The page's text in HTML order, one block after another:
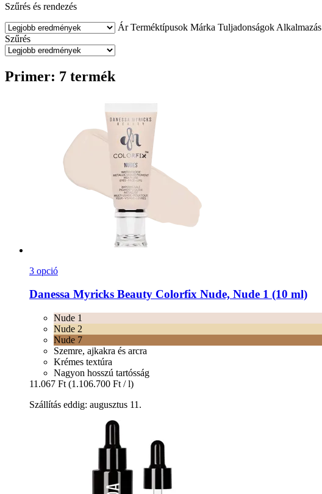
Szűrés és rendezés
Ár Terméktípusok Márka Tuljadonságok Alkalmazás
Szűrés
Primer: 7 termék
3 opció
Danessa Myricks Beauty Colorfix Nude, Nude 1 (10 ml)
Nude 1
Nude 2
Nude 7
Szemre, ajkakra és arcra
Krémes textúra
Nagyon hosszú tartósság
11.067 Ft (1.106.700 Ft / l)
Szállítás eddig: augusztus 11.